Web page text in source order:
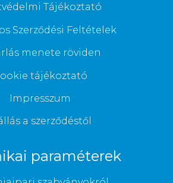
Tájékoztató
Szerződési Feltételek
menete röviden
tájékoztató
Impresszum
a szerződéstől
paraméterek